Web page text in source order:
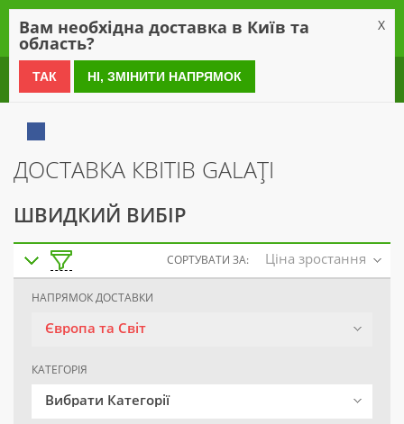
0 800 21 54 55
ДОСТАВКА КВІТІВ GALAŢI
ШВИДКИЙ ВИБІР
СОРТУВАТИ ЗА: Ціна зростання
НАПРЯМОК ДОСТАВКИ
Європа та Світ
КАТЕГОРІЯ
Вибрати Категорії
Вам необхідна доставка в Київ та
область?
X
ТАК НІ, ЗМІНИТИ НАПРЯМОК